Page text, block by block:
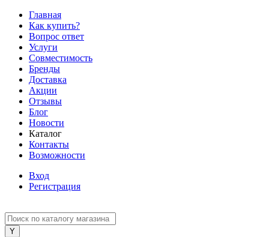
Главная
Как купить?
Вопрос ответ
Услуги
Совместимость
Бренды
Доставка
Акции
Отзывы
Блог
Новости
Каталог
Контакты
Возможности
Вход
Регистрация